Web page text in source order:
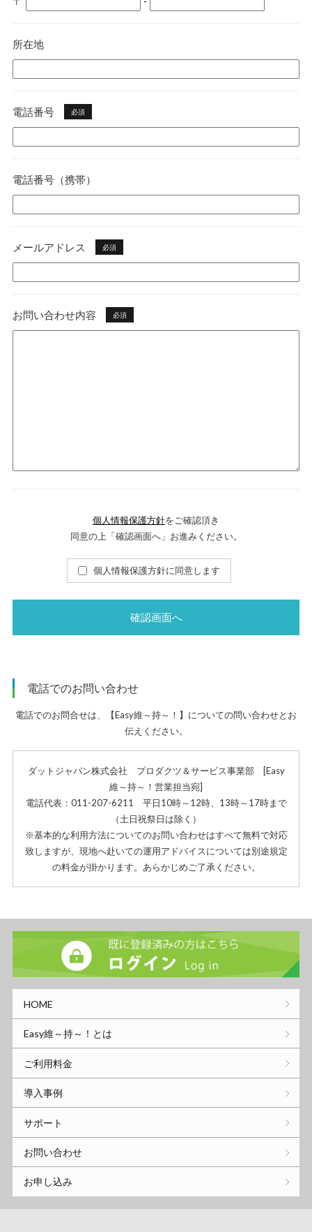
所在地
電話番号 必須
電話番号（携帯）
メールアドレス 必須
お問い合わせ内容 必須
個人情報保護方針をご確認頂き
同意の上「確認画面へ」お進みください。
個人情報保護方針に同意します
電話でのお問い合わせ
電話でのお問合せは、【Easy維～持～！】についての問い合わせとお
伝えください。
ダットジャパン株式会社 プロダクツ＆サービス事業部 [Easy
維～持～！営業担当宛]
電話代表：011-207-6211 平日10時～12時、13時～17時まで
（土日祝祭日は除く）
※基本的な利用方法についてのお問い合わせはすべて無料で対応
致しますが、現地へ赴いての運用アドバイスについては別途規定
の料金が掛かります。あらかじめご了承ください。
HOME
Easy維～持～！とは
ご利用料金
導入事例
サポート
お問い合わせ
お申し込み